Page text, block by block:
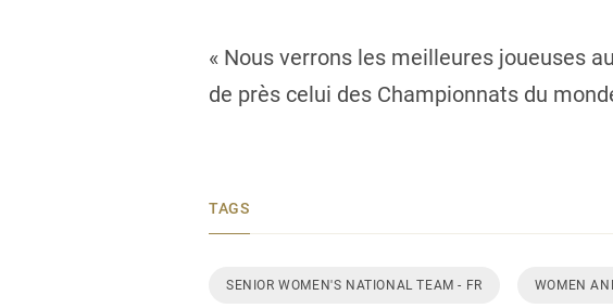
« Nous verrons les meilleures joueuses
de près celui des Championnats du
TAGS
SENIOR WOMEN'S NATIONAL TEAM - FR WOMEN